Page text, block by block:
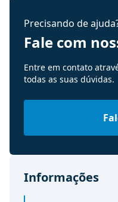
Precisando de
Fale com
Entre em contato
todas as suas dúvidas.
Informações